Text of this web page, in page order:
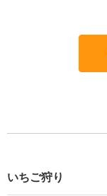
いちご狩り